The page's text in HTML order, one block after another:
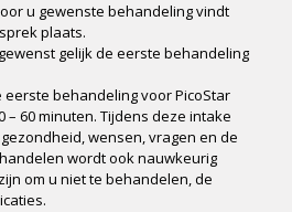
u gewenste behandeling vindt
plaats.
gelijk de eerste behandeling
behandeling voor PicoStar
60 minuten. Tijdens deze intake
wensen, vragen en de
wordt ook nauwkeurig
om u niet te behandelen, de